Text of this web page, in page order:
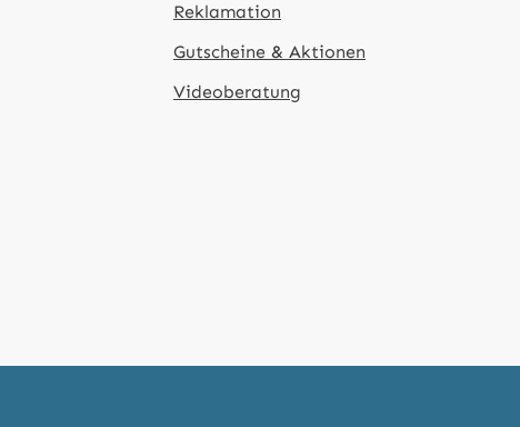
Reklamation
Gutscheine & Aktionen
Videoberatung